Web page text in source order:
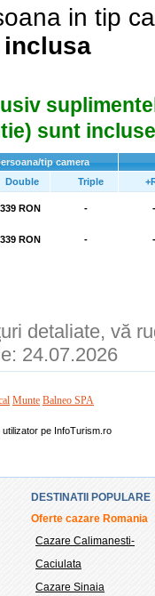
in tip
inclusa
sunt
tip camera
Double Triple
RON -
RON -
detaliate, vă
24.07.2026
Munte Balneo SPA
pe InfoTurism.ro
DESTINATII POPULARE
Oferte cazare Romania
Cazare Calimanesti-
Caciulata
Cazare Sinaia